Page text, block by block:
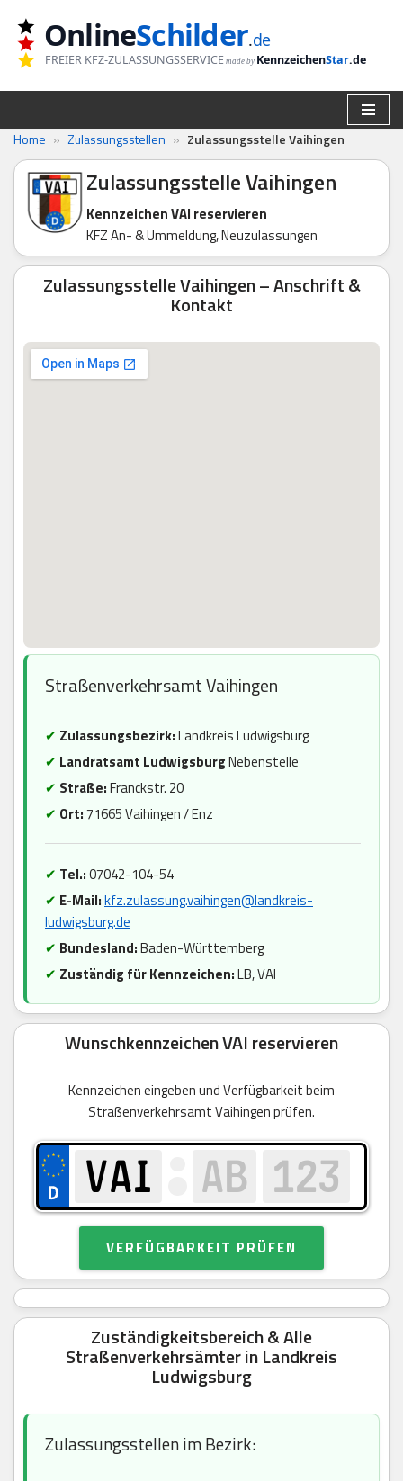
Zum
Inhalt
springen
OnlineSchilder.de
FREIER KFZ-ZULASSUNGSSERVICE made by KennzeichenStar.de
Home » Zulassungsstellen » Zulassungsstelle Vaihingen
Zulassungsstelle Vaihingen
Kennzeichen VAI reservieren
KFZ An- & Ummeldung, Neuzulassungen
Zulassungsstelle Vaihingen – Anschrift &
Kontakt
Straßenverkehrsamt Vaihingen
✔ Zulassungsbezirk:Landkreis Ludwigsburg
✔ Landratsamt LudwigsburgNebenstelle
✔ Straße:Franckstr. 20
✔ Ort:71665 Vaihingen / Enz
✔ Tel.:07042-104-54
✔ E-Mail:kfz.zulassung.vaihingen@landkreis-
ludwigsburg.de
✔ Bundesland:Baden-Württemberg
✔ Zuständig für Kennzeichen:LB, VAI
Wunschkennzeichen VAI reservieren
Kennzeichen eingeben und Verfügbarkeit beim
Straßenverkehrsamt Vaihingen prüfen.
VERFÜGBARKEIT PRÜFEN
Zuständigkeitsbereich & Alle
Straßenverkehrsämter in Landkreis
Ludwigsburg
Zulassungsstellen im Bezirk: